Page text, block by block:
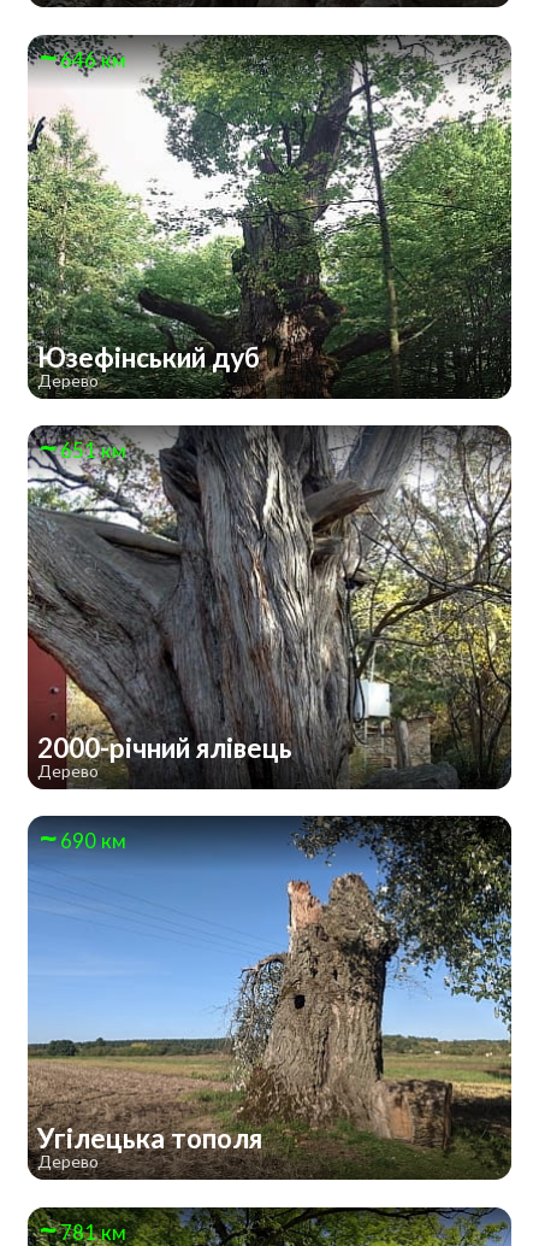
646 км
Юзефінський дуб
Дерево
651 км
2000-річний ялівець
Дерево
690 км
Угілецька тополя
Дерево
781 км